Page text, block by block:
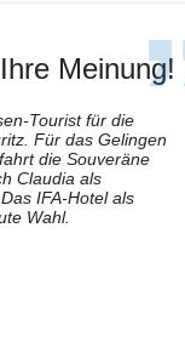
Meinung!
Tourist für die
Für das Gelingen
die Souveräne
Claudia als
IFA-Hotel als
Wahl.